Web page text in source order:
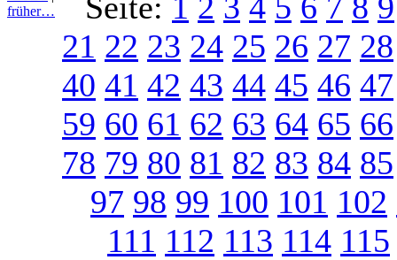
früher…
21 22 23 24 25 26 27 28
40 41 42 43 44 45 46 47
59 60 61 62 63 64 65 66
78 79 80 81 82 83 84 85
97 98 99 100 101 102
111 112 113 114 115